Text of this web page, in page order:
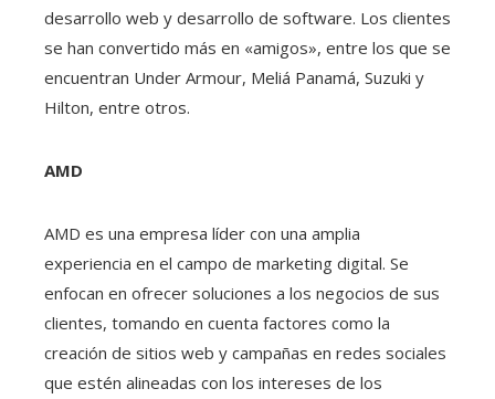
desarrollo web y desarrollo de software. Los clientes
se han convertido más en «amigos», entre los que se
encuentran Under Armour, Meliá Panamá, Suzuki y
Hilton, entre otros.
AMD
AMD es una empresa líder con una amplia
experiencia en el campo de marketing digital. Se
enfocan en ofrecer soluciones a los negocios de sus
clientes, tomando en cuenta factores como la
creación de sitios web y campañas en redes sociales
que estén alineadas con los intereses de los